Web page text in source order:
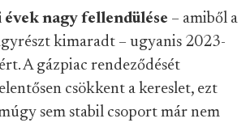
nagy fellendülése – amiből a
kimaradt – ugyanis 2023-
A gázpiac rendeződését
csökkent a kereslet, ezt
sem stabil csoport már nem